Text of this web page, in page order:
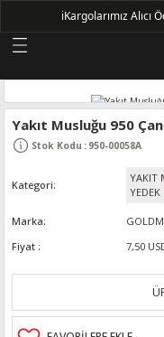
KASNAKLI ALTERNATÖRLER -
Yakıt Musluğu 950
Stok Kodu : 950-00058A
Kategori
YAKIT
YEDEK
Marka
Fiyat
7,50
ℹ️Kargolarımız Alıcı